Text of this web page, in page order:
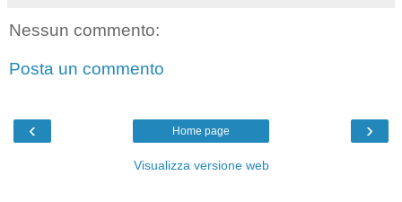
Nessun commento:
Posta un commento
‹ ›
Home page
Visualizza versione web